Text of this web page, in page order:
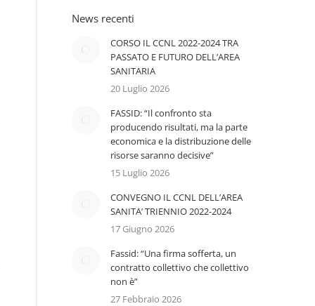
News recenti
CORSO IL CCNL 2022-2024 TRA
PASSATO E FUTURO DELL’AREA
SANITARIA
20 Luglio 2026
FASSID: “Il confronto sta
producendo risultati, ma la parte
economica e la distribuzione delle
risorse saranno decisive”
15 Luglio 2026
CONVEGNO IL CCNL DELL’AREA
SANITA’ TRIENNIO 2022-2024
17 Giugno 2026
Fassid: “Una firma sofferta, un
contratto collettivo che collettivo
non è”
27 Febbraio 2026